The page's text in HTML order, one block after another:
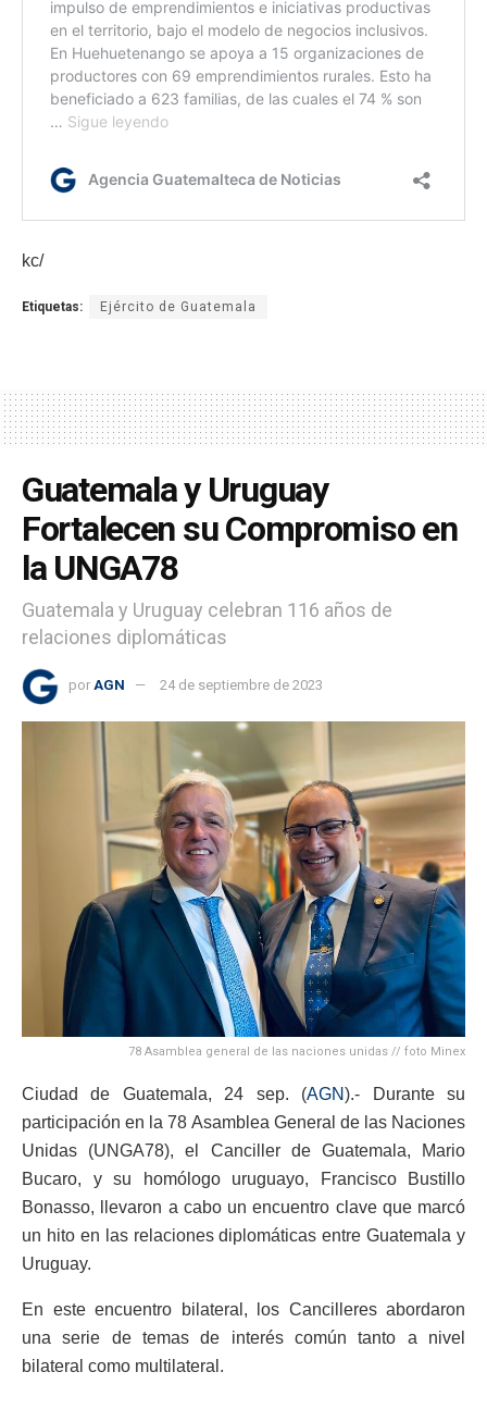
kc/
Etiquetas: Ejército de Guatemala
Guatemala y Uruguay
Fortalecen su Compromiso en
la UNGA78
Guatemala y Uruguay celebran 116 años de
relaciones diplomáticas
por AGN 24 de septiembre de 2023
78 Asamblea general de las naciones unidas // foto Minex
Ciudad de Guatemala, 24 sep. (AGN).- Durante su
participación en la 78 Asamblea General de las Naciones
Unidas (UNGA78), el Canciller de Guatemala, Mario
Bucaro, y su homólogo uruguayo, Francisco Bustillo
Bonasso, llevaron a cabo un encuentro clave que marcó
un hito en las relaciones diplomáticas entre Guatemala y
Uruguay.
En este encuentro bilateral, los Cancilleres abordaron
una serie de temas de interés común tanto a nivel
bilateral como multilateral.